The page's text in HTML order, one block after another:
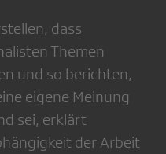
dass
Themen
und so berichten,
eigene Meinung
sei, erklärt
der Arbeit